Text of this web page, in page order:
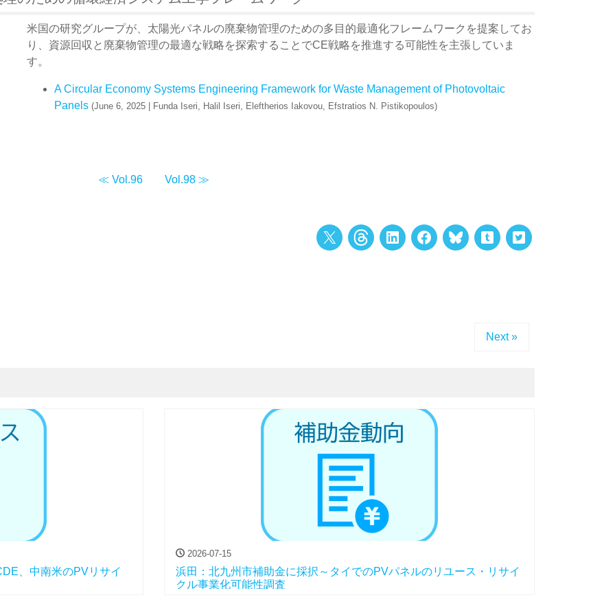
米国の研究グループが、太陽光パネルの廃棄物管理のための多目的最適化フレームワークを提案してお
り、資源回収と廃棄物管理の最適な戦略を探索することでCE戦略を推進する可能性を主張していま
す。
A Circular Economy Systems Engineering Framework for Waste Management of Photovoltaic
Panels (June 6, 2025 | Funda Iseri, Halil Iseri, Eleftherios Iakovou, Efstratios N. Pistikopoulos)
≪ Vol.96 Vol.98 ≫
Next »
、中南米のPVリサイ
2026-07-15
浜田：北九州市補助金に採択～タイでのPVパネルのリユース・リサイ
クル事業化可能性調査